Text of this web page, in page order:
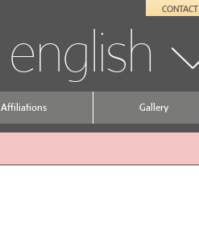
english
CONTACT
Affiliations Gallery